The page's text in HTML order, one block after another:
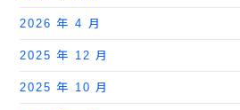
2026 年 4 月
2025 年 12 月
2025 年 10 月